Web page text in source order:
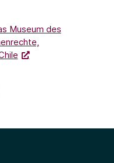
Museum des